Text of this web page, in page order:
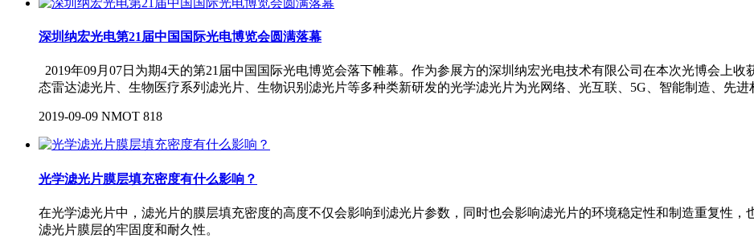
深圳纳宏光电第21届中国国际光电博览会圆满落幕
2019年09月07日为期4天的第21届中国国际光电博览会落下帷幕。作为参展方的深圳纳宏光电技术有限公司在本次光博会上
态雷达滤光片、生物医疗系列滤光片、生物识别滤光片等多种类新研发的光学滤光片为光网络、光互联、5G、智能制造、先
2019-09-09 NMOT 818
光学滤光片膜层填充密度有什么影响？
在光学滤光片中，滤光片的膜层填充密度的高度不仅会影响到滤光片参数，同时也会影响滤光片的环境稳定性和制造重复性
滤光片膜层的牢固度和耐久性。